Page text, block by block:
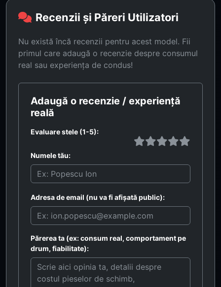
Recenzii și Păreri Utilizatori
Nu există încă recenzii pentru acest model. Fii
primul care adaugă o recenzie despre consumul
real sau experiența de condus!
Adaugă o recenzie / experiență
reală
Evaluare stele (1-5):
Numele tău:
Adresa de email (nu va fi afișată public):
Părerea ta (ex: consum real, comportament pe
drum, fiabilitate):